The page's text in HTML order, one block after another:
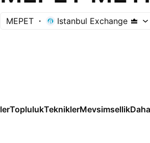
MEPET Istanbul Exchange
ToplulukTekniklerMevsimsellik